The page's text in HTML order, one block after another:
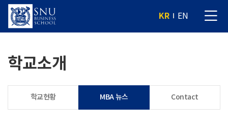
KR EN
학교소개
학교현황 MBA 뉴스 Contact